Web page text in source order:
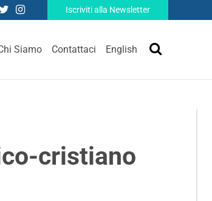
Iscriviti alla Newsletter
Siamo Contattaci English
cristiano